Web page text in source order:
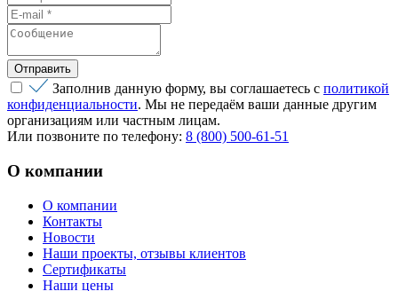
Заполнив данную форму, вы соглашаетесь с политикой
конфиденциальности. Мы не передаём ваши данные другим
организациям или частным лицам.
Или позвоните по телефону: 8 (800) 500-61-51
О компании
О компании
Контакты
Новости
Наши проекты, отзывы клиентов
Сертификаты
Наши цены